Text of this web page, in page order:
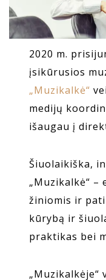
2020 m.
įsikūrusios
„Muzikalkė“
medijų
išaugau į
Šiuolaikiška,
„Muzikalkė“ –
žiniomis ir
kūrybą ir
praktikas bei